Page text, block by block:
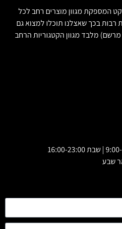
המספקת מגוון מוצרים רחב לכל
רבות בכך שאצלנו תוכלו למצוא גם
מרשם) מלבד מגוון הקטגוריות הרחב